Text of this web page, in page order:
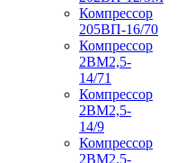
Компрессор
205ВП-16/70
Компрессор
2ВМ2,5-
14/71
Компрессор
2ВМ2,5-
14/9
Компрессор
2ВМ2,5-